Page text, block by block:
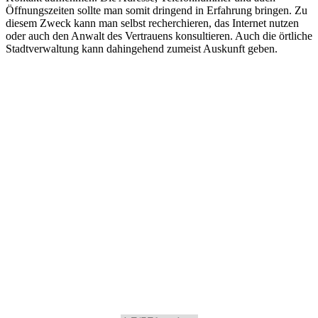
Öffnungszeiten sollte man somit dringend in Erfahrung bringen. Zu
diesem Zweck kann man selbst recherchieren, das Internet nutzen
oder auch den Anwalt des Vertrauens konsultieren. Auch die örtliche
Stadtverwaltung kann dahingehend zumeist Auskunft geben.